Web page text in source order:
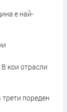
е най-
кои отрасли
пореден